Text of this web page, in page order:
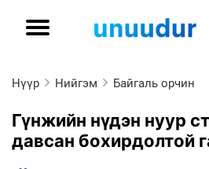
Нүүр Нийгэм Байгаль орчин
Гүнжийн нүдэн нуур
давсан бохирдолтой